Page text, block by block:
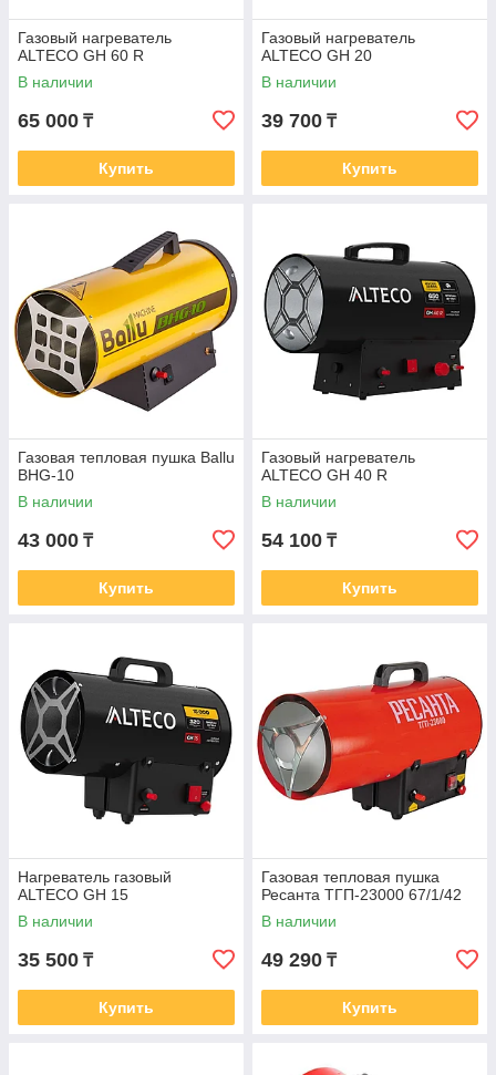
Газовый нагреватель
ALTECO GH 60 R
В наличии
65 000 ₸
Купить
Газовый нагреватель
ALTECO GH 20
В наличии
39 700 ₸
Купить
Газовая тепловая пушка Ballu
BHG-10
В наличии
43 000 ₸
Купить
Газовый нагреватель
ALTECO GH 40 R
В наличии
54 100 ₸
Купить
Нагреватель газовый
ALTECO GH 15
В наличии
35 500 ₸
Купить
Газовая тепловая пушка
Ресанта ТГП-23000 67/1/42
В наличии
49 290 ₸
Купить